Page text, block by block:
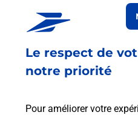
Le respect de
notre priorité
Pour améliorer votre
Fermé ouvre
CANNES LA BOCCA
06150 CANNES